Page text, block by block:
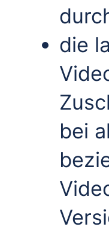
die
bei